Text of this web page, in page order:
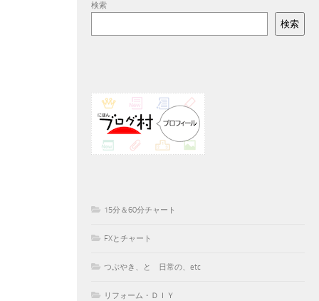
検索
検索
15分＆60分チャート
FXとチャート
つぶやき、と 日常の、etc
リフォーム・ＤＩＹ